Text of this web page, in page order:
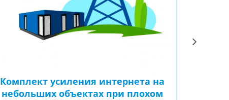
Комплект усиления интернета на
небольших объектах при плохом